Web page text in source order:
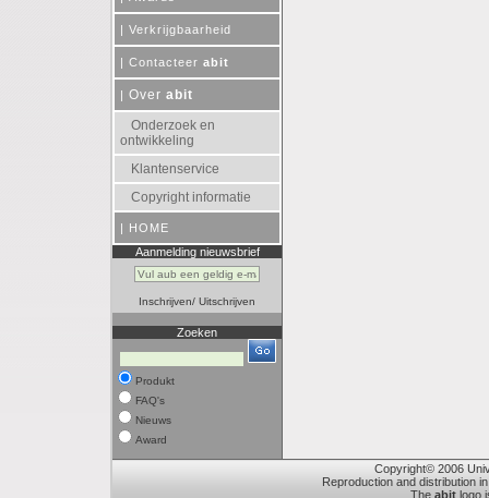
| Verkrijgbaarheid
| Contacteer abit
| Over abit
Onderzoek en
ontwikkeling
Klantenservice
Copyright informatie
| HOME
Aanmelding nieuwsbrief
Inschrijven/ Uitschrijven
Zoeken
Produkt
FAQ's
Nieuws
Award
Copyright© 2006
Reproduction and distribution
The abit logo